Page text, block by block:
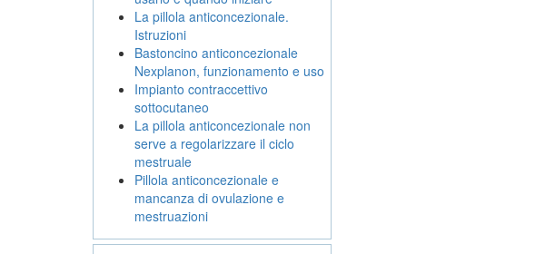
La pillola anticoncezionale.
Istruzioni
Bastoncino anticoncezionale
Nexplanon, funzionamento e uso
Impianto contraccettivo
sottocutaneo
La pillola anticoncezionale non
serve a regolarizzare il ciclo
mestruale
Pillola anticoncezionale e
mancanza di ovulazione e
mestruazioni